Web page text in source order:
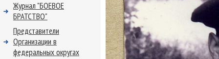
Журнал "БОЕВОЕ
БРАТСТВО"
Представители
Организации в
федеральных округах